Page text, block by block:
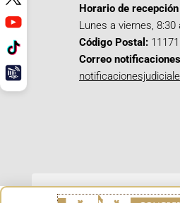
Horario de
Lunes a viernes,
Código Postal:
Correo